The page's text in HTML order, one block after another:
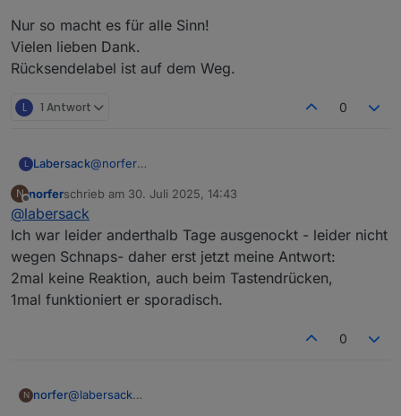
möchtest.
Nur so macht es für alle Sinn!
Vielen lieben Dank.
Rücksendelabel ist auf dem Weg.
L 1 Antwort 0
L Labersack@norfer
N
Offline
norferschrieb am 30. Juli 2025, 14:43
zuletzt editiert von
@labersack
Ich war leider anderthalb Tage ausgenockt - leider nicht
wegen Schnaps- daher erst jetzt meine Antwort:
2mal keine Reaktion, auch beim Tastendrücken,
1mal funktioniert er sporadisch.
0
N norfer@labersack